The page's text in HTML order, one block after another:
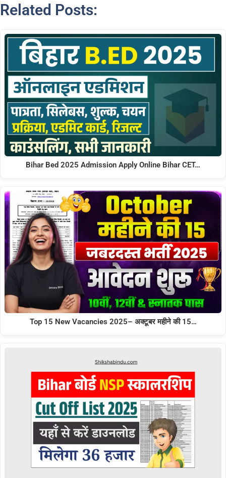
Related Posts:
Bihar Bed 2025 Admission Apply Online Bihar CET…
Top 15 New Vacancies 2025– अक्टूबर महीने की 15…